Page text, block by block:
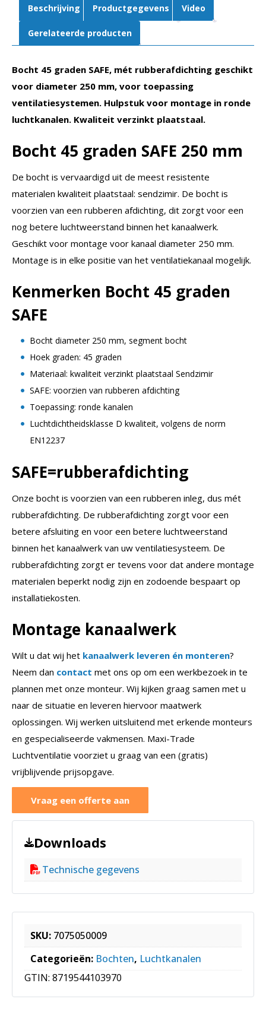
Beschrijving Productgegevens Video
Gerelateerde producten
Bocht 45 graden SAFE, mét rubberafdichting geschikt
voor diameter 250 mm, voor toepassing
ventilatiesystemen. Hulpstuk voor montage in ronde
luchtkanalen. Kwaliteit verzinkt plaatstaal.
Bocht 45 graden SAFE 250 mm
De bocht is vervaardigd uit de meest resistente
materialen kwaliteit plaatstaal: sendzimir. De bocht is
voorzien van een rubberen afdichting, dit zorgt voor een
nog betere luchtweerstand binnen het kanaalwerk.
Geschikt voor montage voor kanaal diameter 250 mm.
Montage is in elke positie van het ventilatiekanaal mogelijk.
Kenmerken Bocht 45 graden
SAFE
Bocht diameter 250 mm, segment bocht
Hoek graden: 45 graden
Materiaal: kwaliteit verzinkt plaatstaal Sendzimir
SAFE: voorzien van rubberen afdichting
Toepassing: ronde kanalen
Luchtdichtheidsklasse D kwaliteit, volgens de norm
EN12237
SAFE=rubberafdichting
Onze bocht is voorzien van een rubberen inleg, dus mét
rubberafdichting. De rubberafdichting zorgt voor een
betere afsluiting en voor een betere luchtweerstand
binnen het kanaalwerk van uw ventilatiesysteem. De
rubberafdichting zorgt er tevens voor dat andere montage
materialen beperkt nodig zijn en zodoende bespaart op
installatiekosten.
Montage kanaalwerk
Wilt u dat wij het kanaalwerk leveren én monteren?
Neem dan contact met ons op om een werkbezoek in te
plannen met onze monteur. Wij kijken graag samen met u
naar de situatie en leveren hiervoor maatwerk
oplossingen. Wij werken uitsluitend met erkende monteurs
en gespecialiseerde vakmensen. Maxi-Trade
Luchtventilatie voorziet u graag van een (gratis)
vrijblijvende prijsopgave.
Vraag een offerte aan
Downloads
Technische gegevens
SKU: 7075050009
Categorieën: Bochten, Luchtkanalen
GTIN: 8719544103970